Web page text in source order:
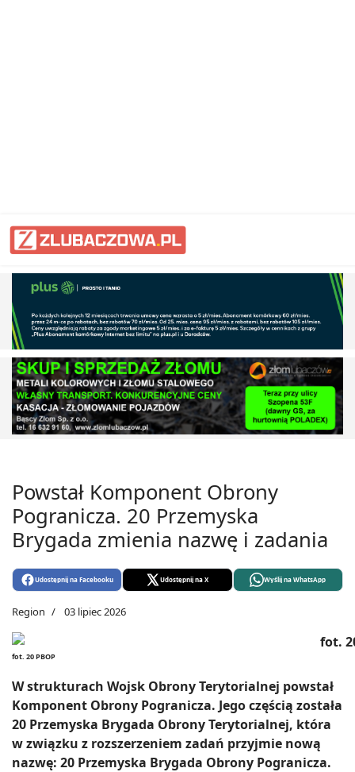
Powstał Komponent Obrony
Pogranicza. 20 Przemyska
Brygada zmienia nazwę i zadania
Udostępnij na Facebooku Udostępnij na X Wyślij na WhatsApp
Region 03 lipiec 2026
fot. 20 PBOP
W strukturach Wojsk Obrony Terytorialnej powstał
Komponent Obrony Pogranicza. Jego częścią została
20 Przemyska Brygada Obrony Terytorialnej, która
w związku z rozszerzeniem zadań przyjmie nową
nazwę: 20 Przemyska Brygada Obrony Pogranicza.